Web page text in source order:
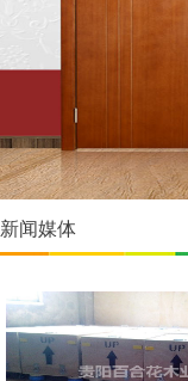
新闻媒体